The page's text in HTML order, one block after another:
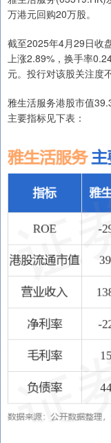
万港元回购20万股。
截至2025年4月29日收
上涨2.89%，换手率
元。投行对该股关注度
雅生活服务港股市值
主要指标见下表：